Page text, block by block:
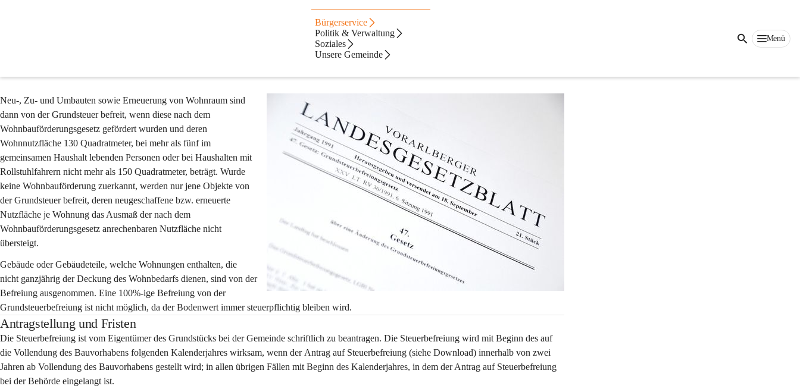
Bürgerservice
Politik & Verwaltung
Soziales
Unsere Gemeinde
Menü
Neu-, Zu- und Umbauten sowie Erneuerung von Wohnraum sind
dann von der Grundsteuer befreit, wenn diese nach dem
Wohnbauförderungsgesetz gefördert wurden und deren
Wohnnutzfläche 130 Quadratmeter, bei mehr als fünf im
gemeinsamen Haushalt lebenden Personen oder bei Haushalten mit
Rollstuhlfahrern nicht mehr als 150 Quadratmeter, beträgt. Wurde
keine Wohnbauförderung zuerkannt, werden nur jene Objekte von
der Grundsteuer befreit, deren neugeschaffene bzw. erneuerte
Nutzfläche je Wohnung das Ausmaß der nach dem
Wohnbauförderungsgesetz anrechenbaren Nutzfläche nicht
übersteigt.
Gebäude oder Gebäudeteile, welche Wohnungen enthalten, die
nicht ganzjährig der Deckung des Wohnbedarfs dienen, sind von der
Befreiung ausgenommen. Eine 100%-ige Befreiung von der
Grundsteuerbefreiung ist nicht möglich, da der Bodenwert immer steuerpflichtig bleiben wird.
Antragstellung und Fristen
Die Steuerbefreiung ist vom Eigentümer des Grundstücks bei der Gemeinde schriftlich zu beantragen. Die Steuerbefreiung wird mit Beginn des auf
die Vollendung des Bauvorhabens folgenden Kalenderjahres wirksam, wenn der Antrag auf Steuerbefreiung (siehe Download) innerhalb von zwei
Jahren ab Vollendung des Bauvorhabens gestellt wird; in allen übrigen Fällen mit Beginn des Kalenderjahres, in dem der Antrag auf Steuerbefreiung
bei der Behörde eingelangt ist.